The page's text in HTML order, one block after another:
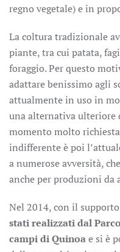
regno vegetale) e in
La coltura tradizionale
piante, tra cui patata,
foraggio. Per questo
adattare benissimo agli
attualmente in uso in
una alternativa ulteriore
momento molto
indifferente è poi
a numerose avversità,
anche per produzioni da
Nel 2014, con il
stati realizzati dal
campi di Quinoae si è